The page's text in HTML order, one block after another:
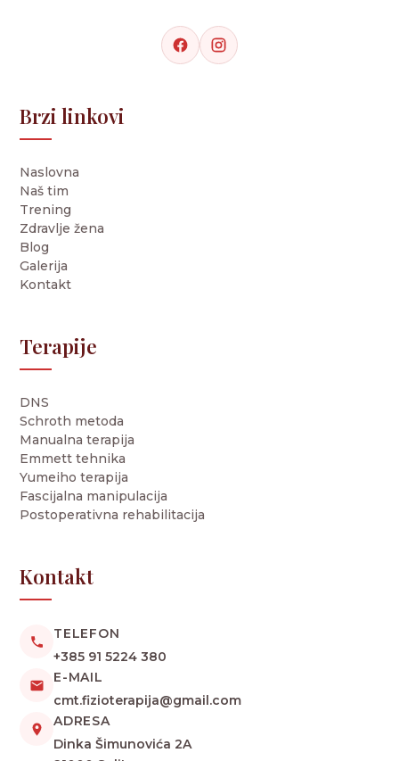
Brzi linkovi
Naslovna
Naš tim
Trening
Zdravlje žena
Blog
Galerija
Kontakt
Terapije
DNS
Schroth metoda
Manualna terapija
Emmett tehnika
Yumeiho terapija
Fascijalna manipulacija
Postoperativna rehabilitacija
Kontakt
TELEFON
+385 91 5224 380
E-MAIL
cmt.fizioterapija@gmail.com
ADRESA
Dinka Šimunovića 2A